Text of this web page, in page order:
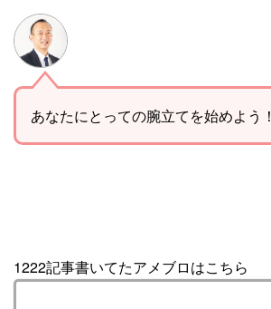
あなたにとっての腕立てを始めよう！
1222記事書いてたアメブロはこちら